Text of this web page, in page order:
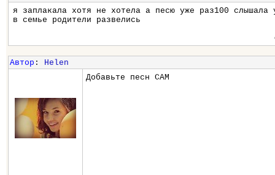
я заплакала хотя не хотела а песю уже раз100 слышала
в семье родители развелись
Автор : Helen
Добавьте песн САМ